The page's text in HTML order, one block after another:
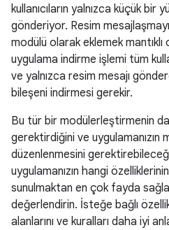
kullanıcıların yalnızca küçük bir
gönderiyor. Resim
modülü olarak eklemek
uygulama indirme işlemi tüm
ve yalnızca resim mesajı
bileşeni indirmesi gerekir.
Bu tür bir modülerleştirmenin
gerektirdiğini ve uygulamanızın
düzenlenmesini
uygulamanızın hangi
sunulmaktan en çok fayda
değerlendirin. İsteğe bağlı
alanlarını ve kuralları daha iyi